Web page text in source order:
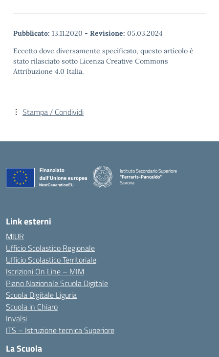
Pubblicato: 13.11.2020 - Revisione: 05.03.2024
Eccetto dove diversamente specificato, questo articolo è
stato rilasciato sotto Licenza Creative Commons
Attribuzione 4.0 Italia.
Stampa / Condividi
Istituto Secondario Superiore
"Ferraris-Pancaldo"
Savona
Link esterni
MIUR
Ufficio Scolastico Regionale
Ufficio Scolastico Territoriale
Iscrizioni On Line – MIM
Piano Nazionale Scuola Digitale
Scuola Digitale Liguria
Scuola in Chiaro
Invalsi
ITS – Istruzione tecnica Superiore
La Scuola